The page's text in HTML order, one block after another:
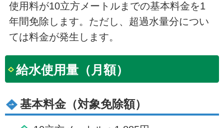
使用料が10立方メートルまでの基本料金を1
年間免除します。ただし、超過水量分につい
ては料金が発生します。
給水使用量（月額）
基本料金（対象免除額）